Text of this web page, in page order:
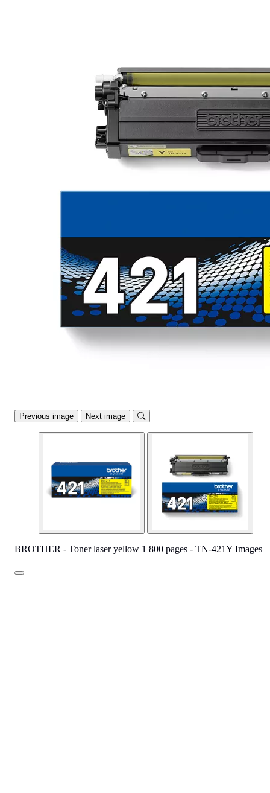
Previous image Next image
BROTHER - Toner laser yellow 1 800 pages - TN-421Y Images